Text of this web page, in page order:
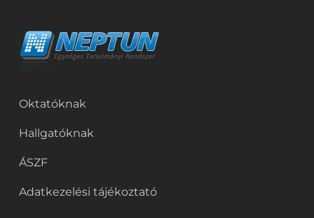
Oktatóknak
Hallgatóknak
ÁSZF
Adatkezelési tájékoztató